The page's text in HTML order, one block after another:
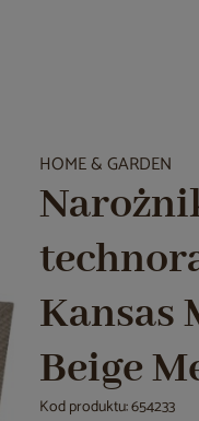
HOME & GARDEN
Kansas
Beige
Kod produktu: 654233